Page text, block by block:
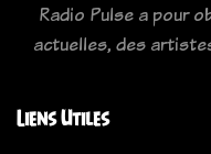
Radio Pulse a pour
actuelles, des
Liens Utiles